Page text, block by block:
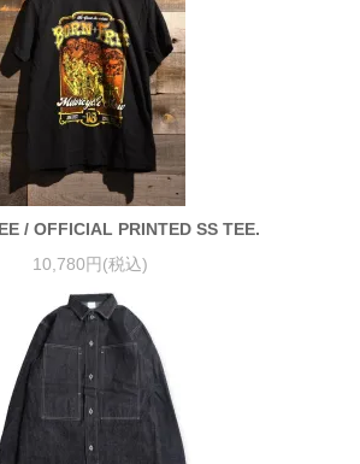
/ OFFICIAL PRINTED SS TEE.
10,780円(税込)